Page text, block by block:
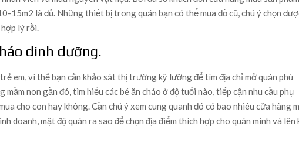
15m2 là đủ. Những thiết bị trong quán bạn có thể mua đồ cũ, chú ý chọn
lý rồi.
dinh dưỡng.
em, vì thế bạn cần khảo sát thị trường kỹ lưỡng để tìm địa chỉ mở quán phù
non gần đó, tìm hiểu các bé ăn cháo ở độ tuổi nào, tiếp cận nhu cầu phụ
cho con hay không. Cần chú ý xem cung quanh đó có bao nhiêu cửa hàng
doanh, mật độ quán ra sao để chọn địa điểm thích hợp cho quán mình và lên